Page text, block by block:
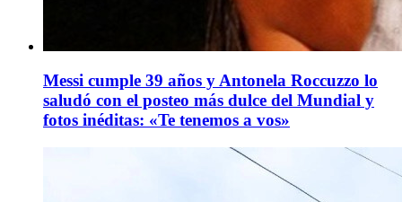
Messi cumple 39 años y Antonela Roccuzzo lo
saludó con el posteo más dulce del Mundial y
fotos inéditas: «Te tenemos a vos»